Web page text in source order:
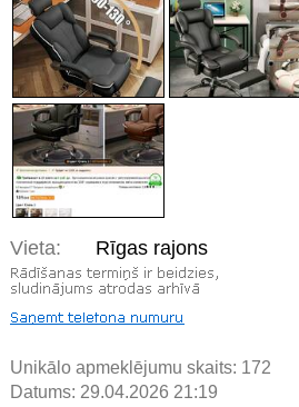
Vieta: Rīgas rajons
Unikālo apmeklējumu skaits: 172
Datums: 29.04.2026 21:19